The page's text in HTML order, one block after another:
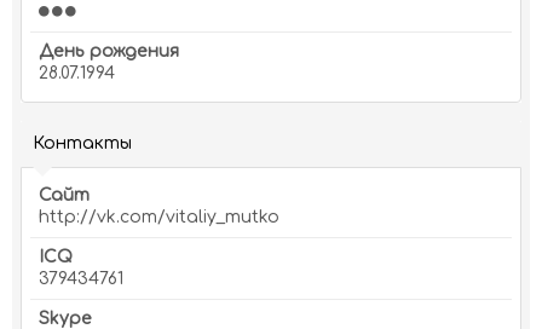
День рождения
28.07.1994
Контакты
Сайт
http://vk.com/vitaliy_mutko
ICQ
379434761
Skype